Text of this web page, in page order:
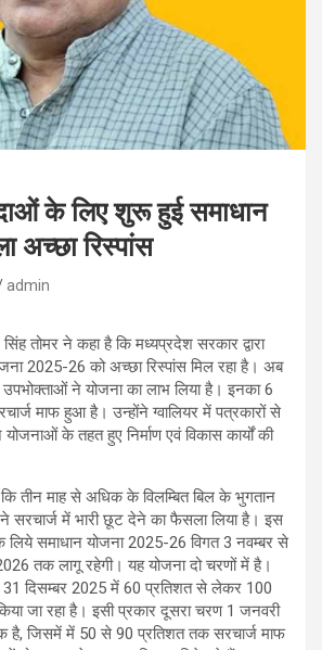
के लिए शुरू हुई समाधान
अच्छा रिस्पांस
admin
सिंह तोमर ने कहा है कि मध्यप्रदेश सरकार द्वारा
2025-26 को अच्छा रिस्पांस मिल रहा है। अब
ने योजना का लाभ लिया है। इनका 6
माफ हुआ है। उन्होंने ग्वालियर में पत्रकारों से
योजनाओं के तहत हुए निर्माण एवं विकास कार्यों की
तीन माह से अधिक के विलम्बित बिल के भुगतान
सरचार्ज में भारी छूट देने का फैसला लिया है। इस
समाधान योजना 2025-26 विगत 3 नवम्बर से
तक लागू रहेगी। यह योजना दो चरणों में है।
दिसम्बर 2025 में 60 प्रतिशत से लेकर 100
जा रहा है। इसी प्रकार दूसरा चरण 1 जनवरी
है, जिसमें में 50 से 90 प्रतिशत तक सरचार्ज माफ